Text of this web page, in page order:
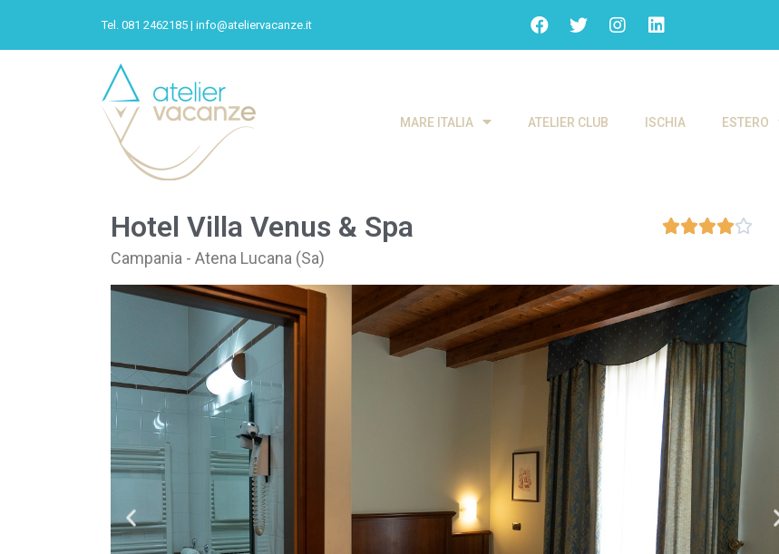
Tel. 081 2462185 | info@ateliervacanze.it
MARE ITALIA ATELIER CLUB ISCHIA ESTERO
Hotel Villa Venus & Spa 
Campania - Atena Lucana (Sa)